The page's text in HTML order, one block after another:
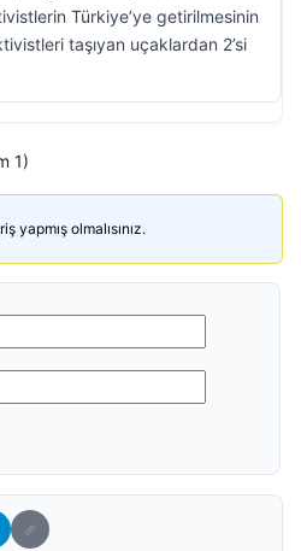
Türkiye’ye getirilmesinin
taşıyan uçaklardan 2’si
1)
yapmış olmalısınız.